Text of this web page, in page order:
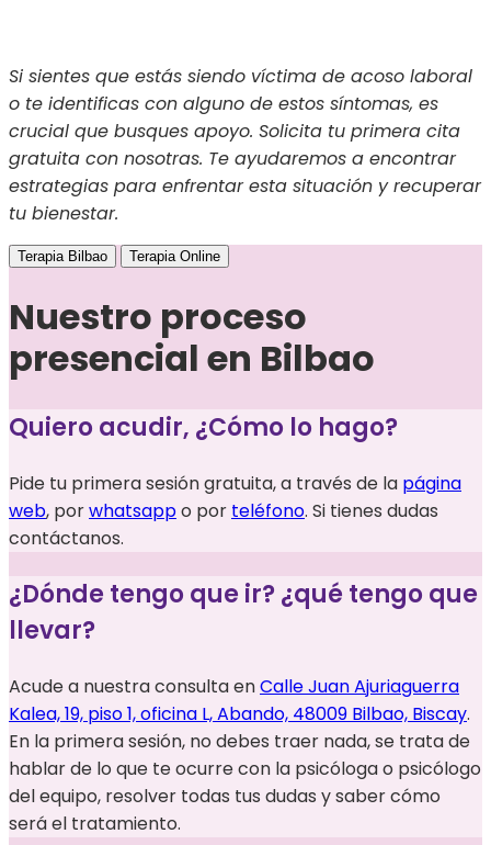
Si sientes que estás siendo víctima de acoso laboral
o te identificas con alguno de estos síntomas, es
crucial que busques apoyo. Solicita tu primera cita
gratuita con nosotras. Te ayudaremos a encontrar
estrategias para enfrentar esta situación y recuperar
tu bienestar.
Terapia Bilbao Terapia Online
Nuestro proceso
presencial en Bilbao
Quiero acudir, ¿Cómo lo hago?
Pide tu primera sesión gratuita, a través de la página
web, porwhatsappo por teléfono. Si tienes dudas
contáctanos.
¿Dónde tengo que ir? ¿qué tengo que
llevar?
Acude a nuestra consulta enCalle Juan Ajuriaguerra
Kalea, 19, piso 1, oficina L, Abando, 48009 Bilbao, Biscay.
En la primera sesión, no debes traer nada, se trata de
hablar de lo que te ocurre con la psicóloga o psicólogo
del equipo, resolver todas tus dudas y saber cómo
será el tratamiento.